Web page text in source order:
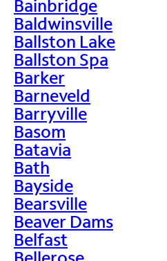
Bainbridge
Baldwinsville
Ballston Lake
Ballston Spa
Barker
Barneveld
Barryville
Basom
Batavia
Bath
Bayside
Bearsville
Beaver Dams
Belfast